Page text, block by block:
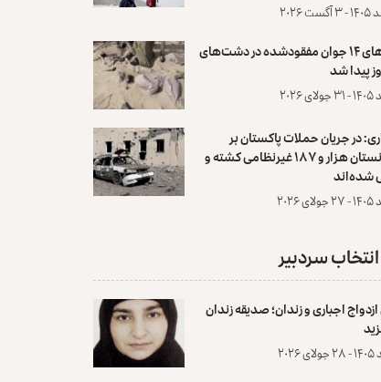
پیکرهای ۱۴ جوان مفقودشده در دشت‌های
پیدا شد
در جریان حملات پاکستان بر
افغانستان هزار و ۱۸۷ غیرنظامی کشته و
شده‌اند
انتخاب سردبیر
اجباری و زندان؛ صدیقه زندان